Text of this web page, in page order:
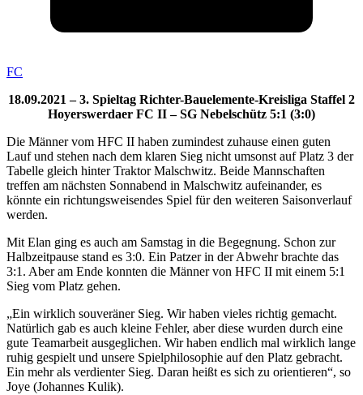
FC
18.09.2021 – 3. Spieltag Richter-Bauelemente-Kreisliga Staffel 2
Hoyerswerdaer FC II – SG Nebelschütz 5:1 (3:0)
Die Männer vom HFC II haben zumindest zuhause einen guten
Lauf und stehen nach dem klaren Sieg nicht umsonst auf Platz 3 der
Tabelle gleich hinter Traktor Malschwitz. Beide Mannschaften
treffen am nächsten Sonnabend in Malschwitz aufeinander, es
könnte ein richtungsweisendes Spiel für den weiteren Saisonverlauf
werden.
Mit Elan ging es auch am Samstag in die Begegnung. Schon zur
Halbzeitpause stand es 3:0. Ein Patzer in der Abwehr brachte das
3:1. Aber am Ende konnten die Männer von HFC II mit einem 5:1
Sieg vom Platz gehen.
„Ein wirklich souveräner Sieg. Wir haben vieles richtig gemacht.
Natürlich gab es auch kleine Fehler, aber diese wurden durch eine
gute Teamarbeit ausgeglichen. Wir haben endlich mal wirklich lange
ruhig gespielt und unsere Spielphilosophie auf den Platz gebracht.
Ein mehr als verdienter Sieg. Daran heißt es sich zu orientieren“, so
Joye (Johannes Kulik).